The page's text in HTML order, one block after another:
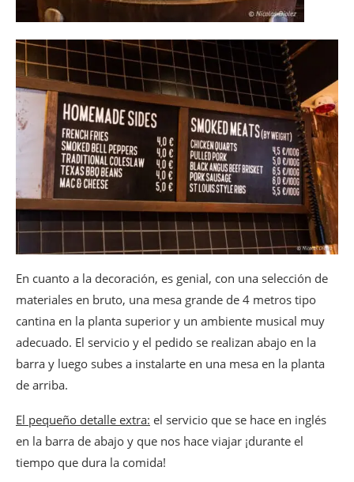
En cuanto a la decoración, es genial, con una selección de
materiales en bruto, una mesa grande de 4 metros tipo
cantina en la planta superior y un ambiente musical muy
adecuado. El servicio y el pedido se realizan abajo en la
barra y luego subes a instalarte en una mesa en la planta
de arriba.
El pequeño detalle extra: el servicio que se hace en inglés
en la barra de abajo y que nos hace viajar ¡durante el
tiempo que dura la comida!